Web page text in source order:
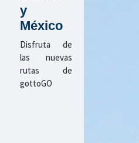
y
México
Disfruta de
las nuevas
rutas de
gottoGO